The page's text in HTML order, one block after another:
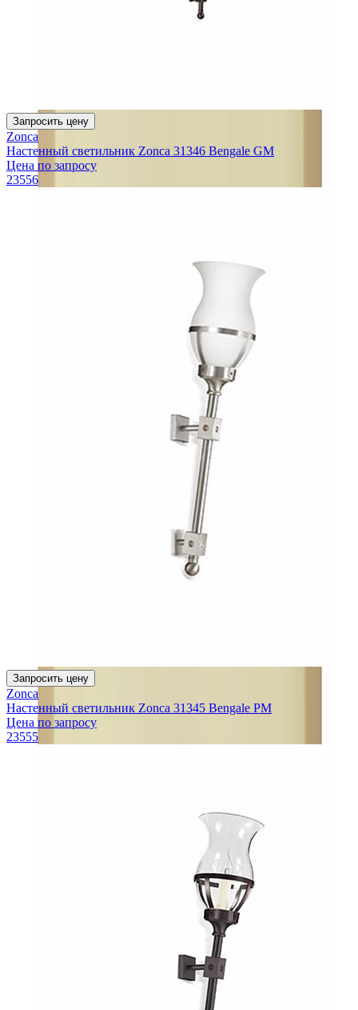
Запросить цену
Zonca
Настенный светильник Zonca 31346 Bengale GM
Цена по запросу
23556
Запросить цену
Zonca
Настенный светильник Zonca 31345 Bengale PM
Цена по запросу
23555